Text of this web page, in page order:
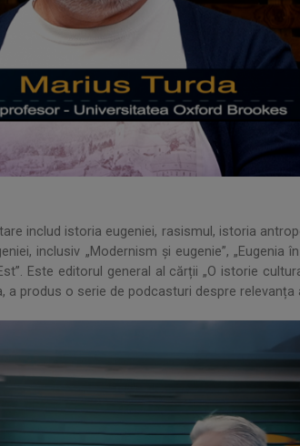
includ istoria eugeniei, rasismul, istoria
inclusiv „Modernism și eugenie”, „Eugenia
Este editorul general al cărții „O istorie
a produs o serie de podcasturi despre relevanța